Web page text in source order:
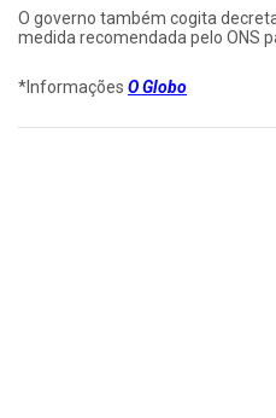
O governo também cogita
medida recomendada pelo ONS
*Informações O Globo